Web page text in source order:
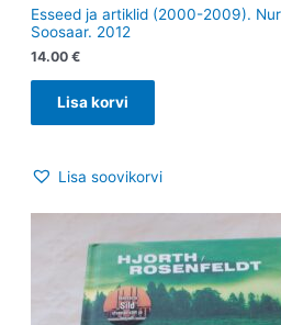
Esseed ja artiklid (2000-2009).
Soosaar. 2012
14.00 €
Lisa korvi
Lisa soovikorvi